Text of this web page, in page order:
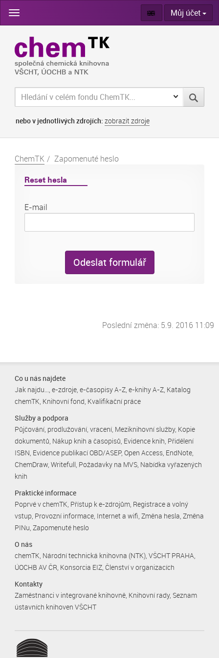
navigation
nebo v jednotlivých zdrojích: zobrazit zdroje
Můj účet
ChemTK Zapomenuté heslo
Reset hesla
E-mail
Odeslat formulář
Poslední změna: 5.9. 2016 11:09
Co u nás najdete
Jak najdu... e-zdroje e-časopisy A-Z e-knihy A-Z Katalog
chemTK Knihovní fond Kvalifikační práce
Služby a podpora
Půjčování, prodlužování, vracení Meziknihovní služby Kopie
dokumentů Nákup knih a časopisů Evidence knih Přidělení
ISBN Evidence publikací OBD/ASEP Open Access EndNote
ChemDraw Writefull Požadavky na MVS Nabídka vyřazených
knih
Praktické informace
Poprvé v chemTK Přístup k e-zdrojům Registrace a volný
vstup Provozní informace Internet a wifi Změna hesla Změna
PINu Zapomenuté heslo
O nás
chemTK Národní technická knihovna (NTK) VŠCHT PRAHA
ÚOCHB AV ČR Konsorcia EIZ Členství v organizacích
Kontakty
Zaměstnanci v integrované knihovně Knihovní rady Seznam
ústavních knihoven VŠCHT